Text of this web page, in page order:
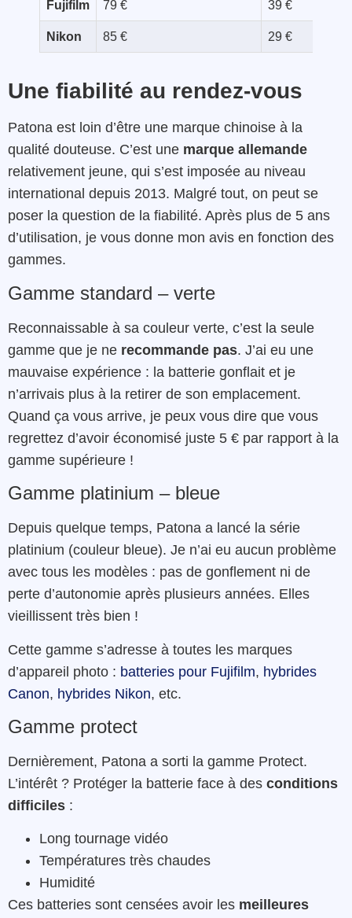
Fujifilm 79 € 39 €
Nikon 85 € 29 €
Une fiabilité au rendez-vous
Patona est loin d’être une marque chinoise à la
qualité douteuse. C’est une marque allemande
relativement jeune, qui s’est imposée au niveau
international depuis 2013. Malgré tout, on peut se
poser la question de la fiabilité. Après plus de 5 ans
d’utilisation, je vous donne mon avis en fonction des
gammes.
Gamme standard – verte
Reconnaissable à sa couleur verte, c’est la seule
gamme que je ne recommande pas. J’ai eu une
mauvaise expérience : la batterie gonflait et je
n’arrivais plus à la retirer de son emplacement.
Quand ça vous arrive, je peux vous dire que vous
regrettez d’avoir économisé juste 5 € par rapport à la
gamme supérieure !
Gamme platinium – bleue
Depuis quelque temps, Patona a lancé la série
platinium (couleur bleue). Je n’ai eu aucun problème
avec tous les modèles : pas de gonflement ni de
perte d’autonomie après plusieurs années. Elles
vieillissent très bien !
Cette gamme s’adresse à toutes les marques
d’appareil photo : batteries pour Fujifilm, hybrides
Canon, hybrides Nikon, etc.
Gamme protect
Dernièrement, Patona a sorti la gamme Protect.
L’intérêt ? Protéger la batterie face à des conditions
difficiles :
Long tournage vidéo
Températures très chaudes
Humidité
Ces batteries sont censées avoir les meilleures